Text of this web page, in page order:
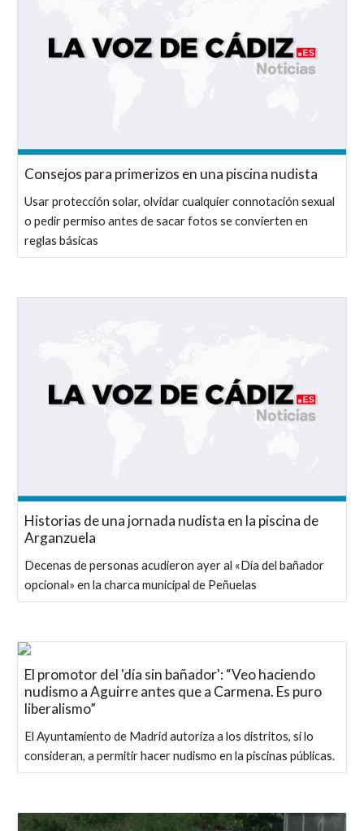
Consejos para primerizos en una piscina nudista
Usar protección solar, olvidar cualquier connotación sexual
o pedir permiso antes de sacar fotos se convierten en
reglas básicas
Historias de una jornada nudista en la piscina de
Arganzuela
Decenas de personas acudieron ayer al «Día del bañador
opcional» en la charca municipal de Peñuelas
El promotor del 'día sin bañador': “Veo haciendo
nudismo a Aguirre antes que a Carmena. Es puro
liberalismo”
El Ayuntamiento de Madrid autoriza a los distritos, si lo
consideran, a permitir hacer nudismo en la piscinas públicas.